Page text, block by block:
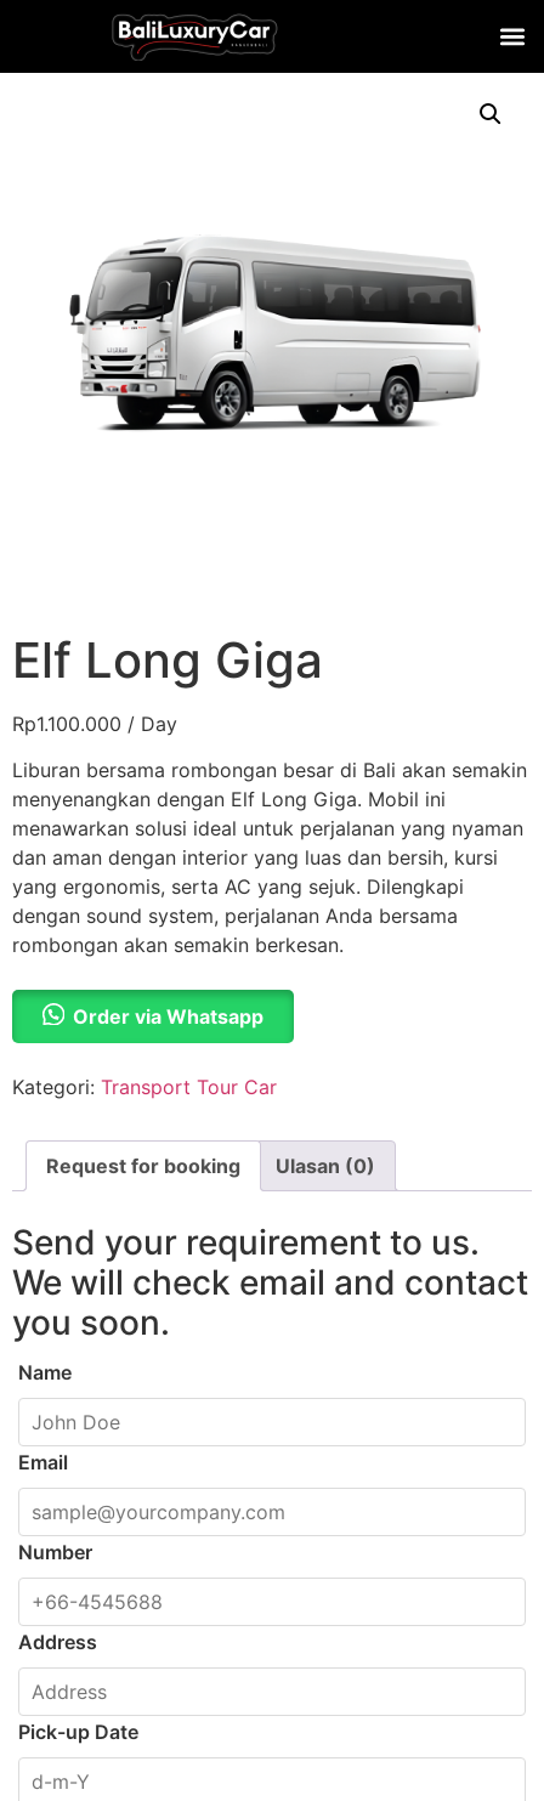
Elf Long Giga
Rp1.100.000 / Day
Liburan bersama rombongan besar di Bali akan semakin
menyenangkan dengan Elf Long Giga. Mobil ini
menawarkan solusi ideal untuk perjalanan yang nyaman
dan aman dengan interior yang luas dan bersih, kursi
yang ergonomis, serta AC yang sejuk. Dilengkapi
dengan sound system, perjalanan Anda bersama
rombongan akan semakin berkesan.
Order via Whatsapp
Kategori: Transport Tour Car
Request for booking Ulasan (0)
Send your requirement to us.
We will check email and contact
you soon.
Name
Email
Number
Address
Pick-up Date